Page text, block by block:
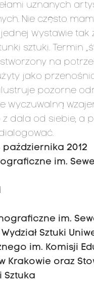
uznanych
Nie często
wystawie tak
sztuki. Termin
stworzony na
jako
pozorne
wyczuwalną
z dala od siebie, a
października 2012
im.
im.
Sztuki
im. Komisji
Krakowie oraz
Sztuka